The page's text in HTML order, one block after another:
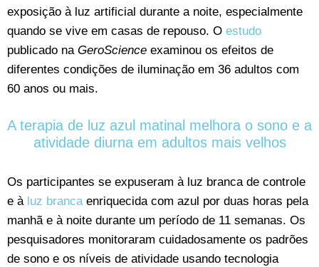
exposição à luz artificial durante a noite, especialmente
quando se vive em casas de repouso. O estudo
publicado na GeroScience examinou os efeitos de
diferentes condições de iluminação em 36 adultos com
60 anos ou mais.
A terapia de luz azul matinal melhora o sono e a
atividade diurna em adultos mais velhos
Os participantes se expuseram à luz branca de controle
e à luz brancaenriquecida com azul por duas horas pela
manhã e à noite durante um período de 11 semanas. Os
pesquisadores monitoraram cuidadosamente os padrões
de sono e os níveis de atividade usando tecnologia